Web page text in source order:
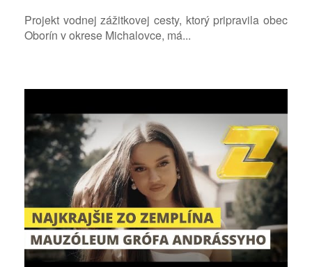
Projekt vodnej zážitkovej cesty, ktorý pripravila obec
Oborín v okrese Michalovce, má...